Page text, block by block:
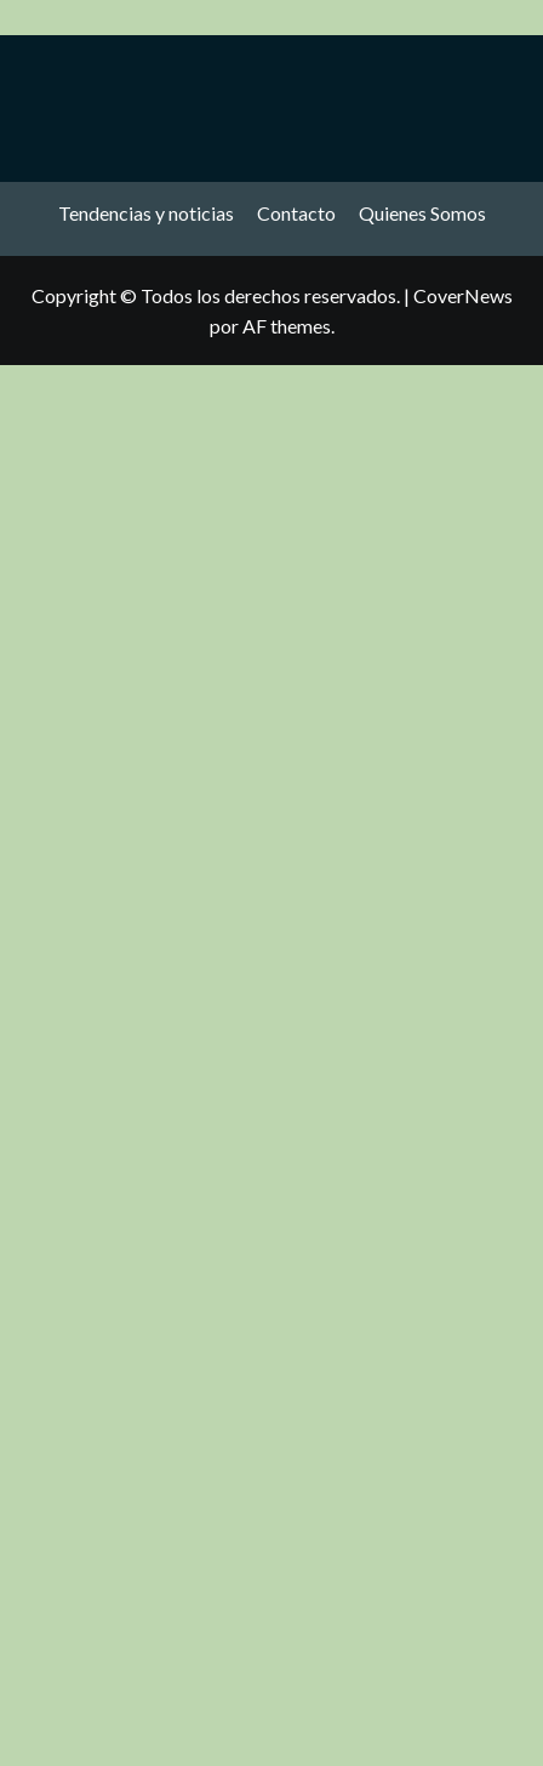
Tendencias y noticias Contacto Quienes Somos
Copyright © Todos los derechos reservados. | CoverNews
por AF themes.